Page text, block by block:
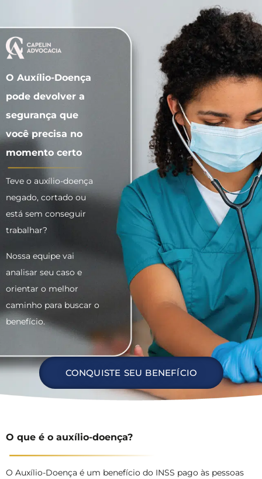
O Auxílio-Doença
pode devolver a
segurança que
você precisa no
momento certo
Teve o auxílio-doença
negado, cortado ou
está sem conseguir
trabalhar?
Nossa equipe vai
analisar seu caso e
orientar o melhor
caminho para buscar o
benefício.
CONQUISTE SEU BENEFÍCIO
O que é o auxílio-doença?
O Auxílio-Doença é um benefício do INSS pago às pessoas